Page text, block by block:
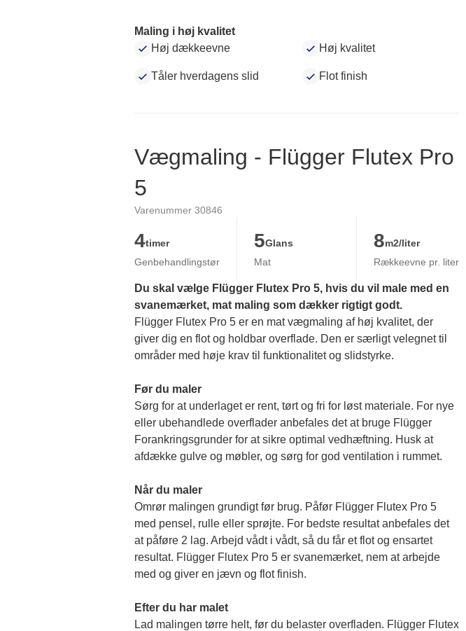
Maling i høj kvalitet
Høj dækkeevne
Høj kvalitet
Tåler hverdagens slid Flot finish
Vægmaling - Flügger Flutex Pro
5
Varenummer 30846
4timer
Genbehandlingstør
5Glans
Mat
8m2/liter
Rækkeevne pr. liter
Du skal vælge Flügger Flutex Pro 5, hvis du vil male med en
svanemærket, mat maling som dækker rigtigt godt.
Flügger Flutex Pro 5 er en mat vægmaling af høj kvalitet, der
giver dig en flot og holdbar overflade. Den er særligt velegnet til
områder med høje krav til funktionalitet og slidstyrke.
Før du maler
Sørg for at underlaget er rent, tørt og fri for løst materiale. For nye
eller ubehandlede overflader anbefales det at bruge Flügger
Forankringsgrunder for at sikre optimal vedhæftning. Husk at
afdække gulve og møbler, og sørg for god ventilation i rummet.
Når du maler
Omrør malingen grundigt før brug. Påfør Flügger Flutex Pro 5
med pensel, rulle eller sprøjte. For bedste resultat anbefales det
at påføre 2 lag. Arbejd vådt i vådt, så du får et flot og ensartet
resultat. Flügger Flutex Pro 5 er svanemærket, nem at arbejde
med og giver en jævn og flot finish.
Efter du har malet
Lad malingen tørre helt, før du belaster overfladen. Flügger Flutex